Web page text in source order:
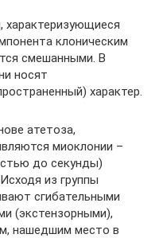
характеризующиеся
клоническим
смешанными. В
носят
характер.
атетоза,
миоклонии –
до секунды)
из группы
сгибательными
(экстензорными),
нашедшим место в